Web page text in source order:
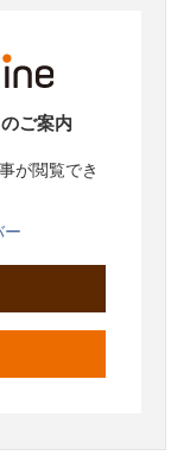
のご案内
が閲覧でき